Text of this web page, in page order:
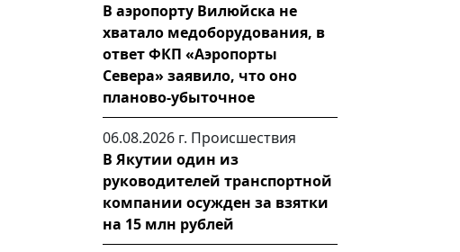
В аэропорту Вилюйска не
хватало медоборудования, в
ответ ФКП «Аэропорты
Севера» заявило, что оно
планово-убыточное
06.08.2026 г. Происшествия
В Якутии один из
руководителей транспортной
компании осужден за взятки
на 15 млн рублей